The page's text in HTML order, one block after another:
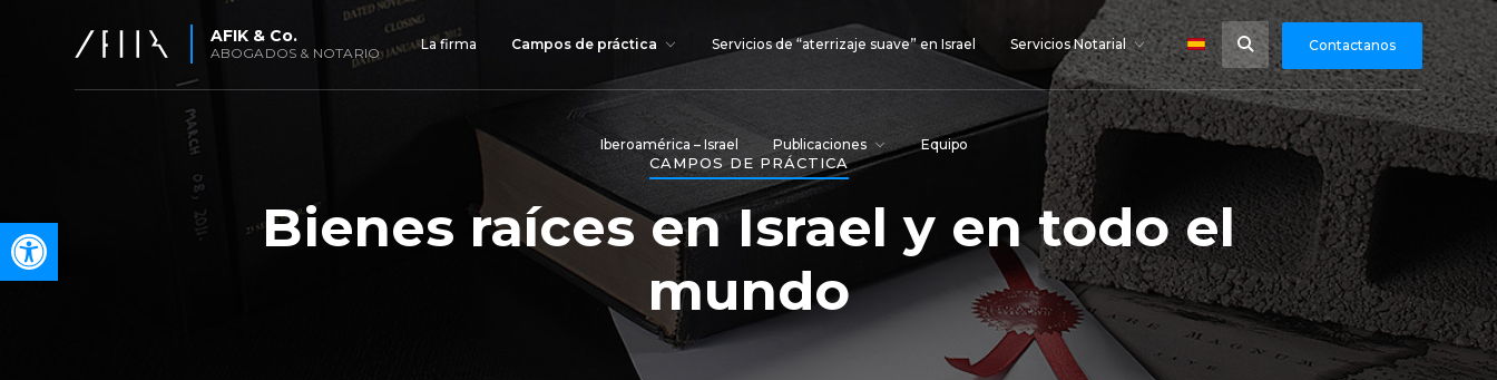
Open toolbar
AFIK & Co.
ABOGADOS & NOTARIO
La firma Campos de práctica Servicios de “aterrizaje suave” en Israel Servicios Notarial
Iberoamérica – Israel Publicaciones Equipo
Contactanos
CAMPOS DE PRÁCTICA
Bienes raíces en Israel y en todo el
mundo